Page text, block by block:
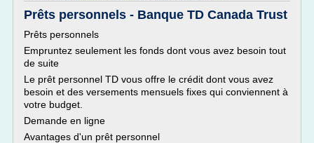
Prêts personnels - Banque TD Canada Trust
Prêts personnels
Empruntez seulement les fonds dont vous avez besoin tout
de suite
Le prêt personnel TD vous offre le crédit dont vous avez
besoin et des versements mensuels fixes qui conviennent à
votre budget.
Demande en ligne
Avantages d'un prêt personnel